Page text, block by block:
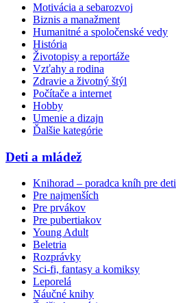
Motivácia a sebarozvoj
Biznis a manažment
Humanitné a spoločenské vedy
História
Životopisy a reportáže
Vzťahy a rodina
Zdravie a životný štýl
Počítače a internet
Hobby
Umenie a dizajn
Ďalšie kategórie
Deti a mládež
Knihorad – poradca kníh pre deti
Pre najmenších
Pre prvákov
Pre pubertiakov
Young Adult
Beletria
Rozprávky
Sci-fi, fantasy a komiksy
Leporelá
Náučné knihy